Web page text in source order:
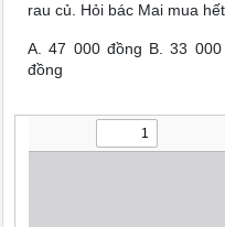
rau củ. Hỏi bác Mai mua
A.47 000 đồng B.33 000
đồng